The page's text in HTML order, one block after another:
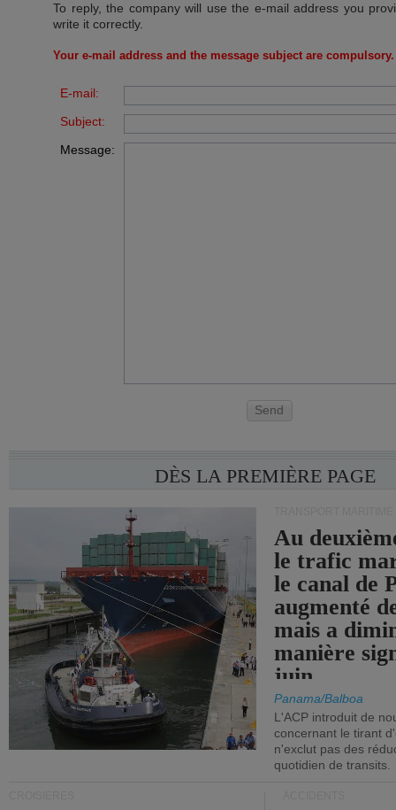
To reply, the company will use the e-mail address you
write it correctly.
Your e-mail address and the message subject are compulsory.
E-mail:
Subject:
Message:
Send
DÈS LA PREMIÈRE PAGE
Au
le trafic
le canal de
augmenté
mais a
manière
juin.
Panama/Balboa
L'ACP introduit de
concernant le tirant
n'exclut pas des
quotidien de transits.